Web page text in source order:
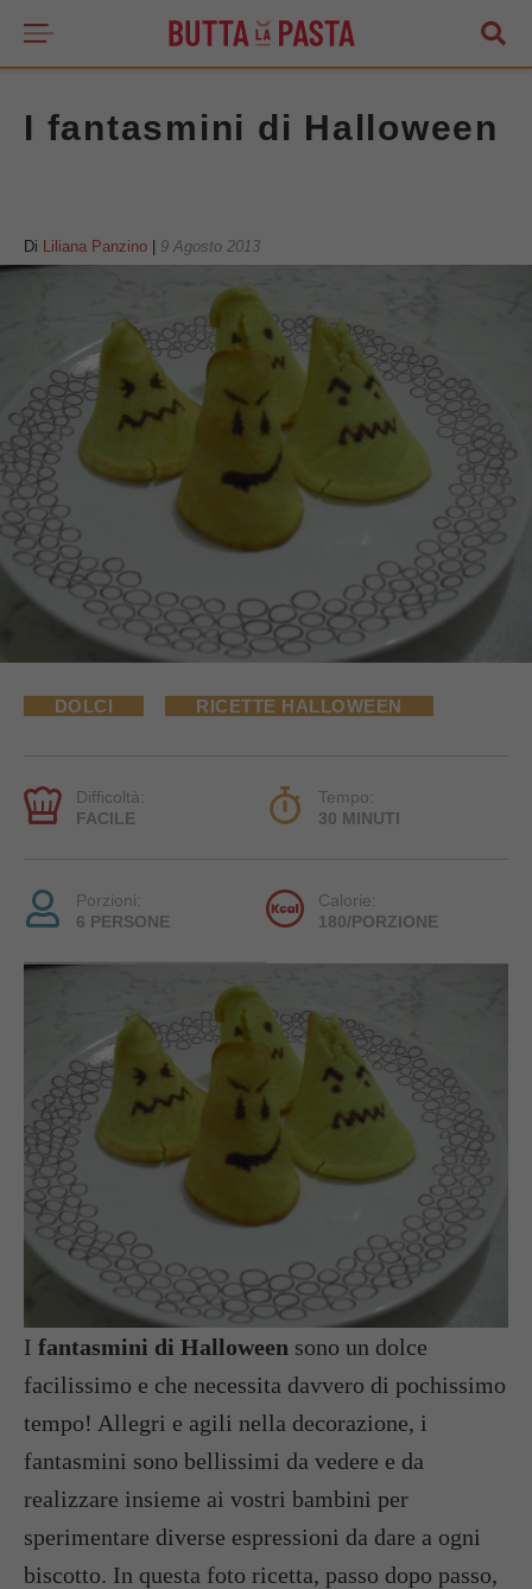
I fantasmini di Halloween
Di Liliana Panzino 9 Agosto 2013
DOLCI RICETTE HALLOWEEN
Difficoltà:
FACILE
Tempo:
30 MINUTI
Porzioni:
6 PERSONE
Calorie:
180/PORZIONE
I fantasmini di Halloween sono un dolce
facilissimo e che necessita davvero di pochissimo
tempo! Allegri e agili nella decorazione, i
fantasmini sono bellissimi da vedere e da
realizzare insieme ai vostri bambini per
sperimentare diverse espressioni da dare a ogni
biscotto. In questa foto ricetta, passo dopo passo,